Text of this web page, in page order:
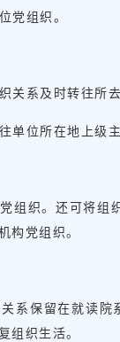
党组织。
关系及时转往所
单位所在地上级
组织。还可将
构党组织。
系保留在就读
组织生活。